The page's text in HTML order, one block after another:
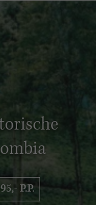
P.P.